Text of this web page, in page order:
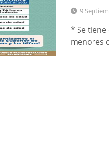
9
* Se tiene
menores